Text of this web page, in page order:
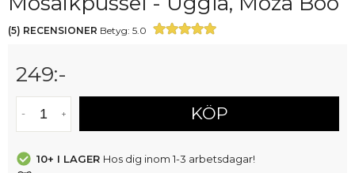
(5) RECENSIONER Betyg: 5.0
249:-
KÖP
10+ I LAGER Hos dig inom 1-3 arbetsdagar!